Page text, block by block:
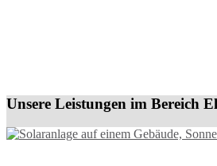
Unsere Leistungen im Bereich